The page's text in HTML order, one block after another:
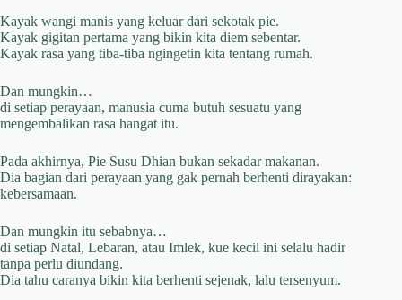
Kayak wangi manis yang keluar dari sekotak pie.
Kayak gigitan pertama yang bikin kita diem sebentar.
Kayak rasa yang tiba-tiba ngingetin kita tentang rumah.
Dan mungkin…
di setiap perayaan, manusia cuma butuh sesuatu yang
mengembalikan rasa hangat itu.
Pada akhirnya, Pie Susu Dhian bukan sekadar makanan.
Dia bagian dari perayaan yang gak pernah berhenti dirayakan:
kebersamaan.
Dan mungkin itu sebabnya…
di setiap Natal, Lebaran, atau Imlek, kue kecil ini selalu hadir
tanpa perlu diundang.
Dia tahu caranya bikin kita berhenti sejenak, lalu tersenyum.